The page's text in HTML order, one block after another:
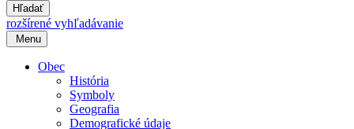
Hľadať
rozšírené vyhľadávanie
Menu
Obec
História
Symboly
Geografia
Demografické údaje